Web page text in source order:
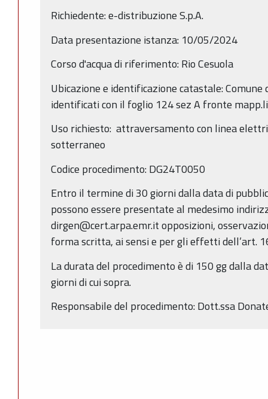
Richiedente: e-distribuzione S.p.A.
Data presentazione istanza: 10/05/2024
Corso d'acqua di riferimento: Rio Cesuola
Ubicazione e identificazione catastale: Comune
identificati con il foglio 124 sez A fronte
Uso richiesto: attraversamento con linea
sotterraneo
Codice procedimento: DG24T0050
Entro il termine di 30 giorni dalla data di
possono essere presentate al medesimo
dirgen@cert.arpa.emr.it opposizioni,
forma scritta, ai sensi e per gli effetti dell’art.
La durata del procedimento è di 150 gg dalla
giorni di cui sopra.
Responsabile del procedimento: Dott.ssa